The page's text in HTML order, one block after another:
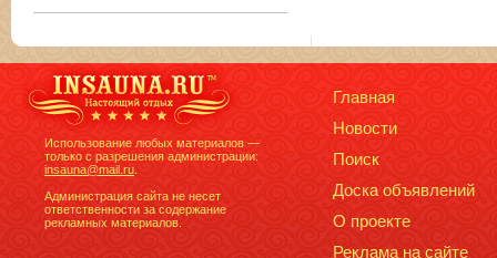
Использование любых материалов —
только с разрешения администрации:
insauna@mail.ru
Администрация сайта не несет
ответственности за содержание
рекламных материалов.
Главная
Новости
Поиск
Доска объявлений
О проекте
Реклама на сайте